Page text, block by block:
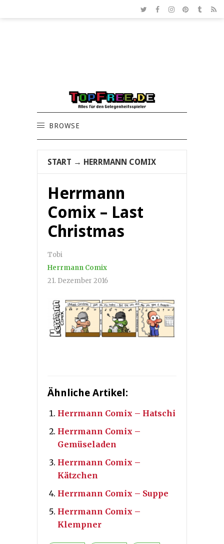
BROWSE
START → HERRMANN COMIX
Herrmann
Comix – Last
Christmas
Tobi
Herrmann Comix
21. Dezember 2016
Ähnliche Artikel:
Herrmann Comix – Hatschi
Herrmann Comix –
Gemüseladen
Herrmann Comix –
Kätzchen
Herrmann Comix – Suppe
Herrmann Comix –
Klempner